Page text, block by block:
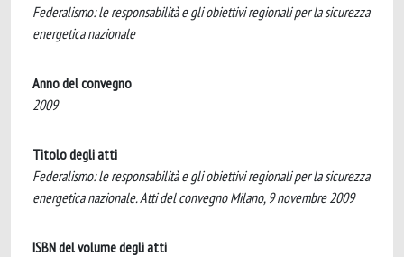
Federalismo: le responsabilità e gli obiettivi regionali per la sicurezza
energetica nazionale
Anno del convegno
2009
Titolo degli atti
Federalismo: le responsabilità e gli obiettivi regionali per la sicurezza
energetica nazionale. Atti del convegno Milano, 9 novembre 2009
ISBN del volume degli atti